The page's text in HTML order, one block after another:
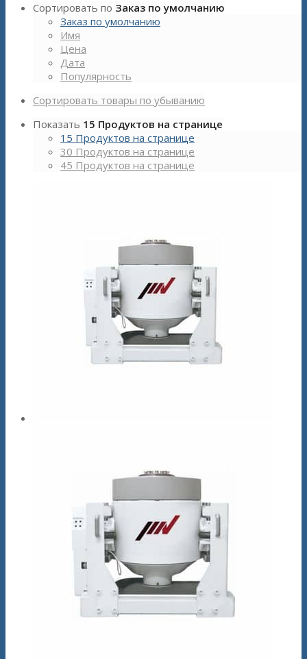
Сортировать по Заказ по умолчанию
Заказ по умолчанию
Имя
Цена
Дата
Популярность
Сортировать товары по убыванию
Показать 15 Продуктов на странице
15 Продуктов на странице
30 Продуктов на странице
45 Продуктов на странице